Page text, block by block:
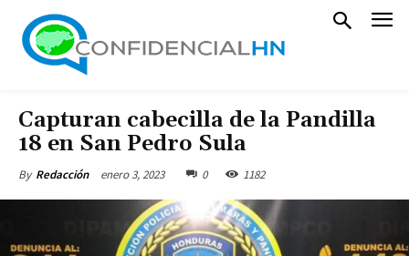
Capturan cabecilla de la Pandilla
18 en San Pedro Sula
By Redacción enero 3, 2023 0 1182